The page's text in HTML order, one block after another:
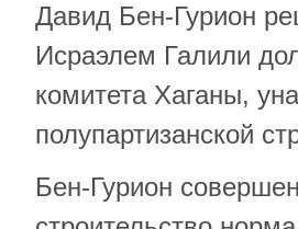
Давид Бен-Гурион
Исраэлем Галили
комитета Хаганы,
полупартизанской
Бен-Гурион